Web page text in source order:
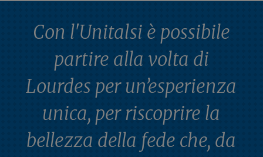
Con l'Unitalsi è possibile
partire alla volta di
Lourdes per un’esperienza
unica, per riscoprire la
bellezza della fede che, da